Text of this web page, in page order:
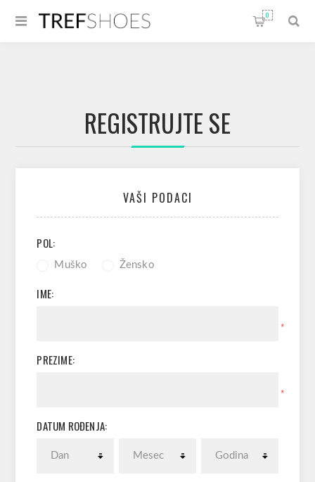
0
REGISTRUJTE SE
VAŠI PODACI
POL:
Muško Žensko
IME:
*
PREZIME:
*
DATUM ROĐENJA: